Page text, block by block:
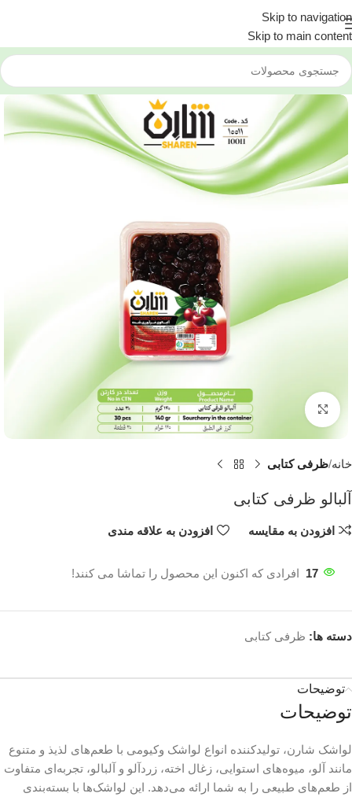
Skip to navigation
Skip to main content
برای بزرگنمایی کلیک کنید
خانه ظرفی کتابی
آلبالو ظرفی کتابی
افزودن به مقایسه افزودن به علاقه مندی
17 افرادی که اکنون این محصول را تماشا می کنند!
دسته ها: ظرفی کتابی
توضیحات
توضیحات
لواشک شارن، تولیدکننده انواع لواشک وکیومی با طعم‌های لذیذ و متنوع
مانند آلو، میوه‌های استوایی، زغال اخته، زردآلو و آلبالو، تجربه‌ای متفاوت
از طعم‌های طبیعی را به شما ارائه می‌دهد. این لواشک‌ها با بسته‌بندی